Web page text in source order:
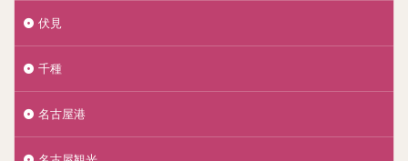
伏見
千種
名古屋港